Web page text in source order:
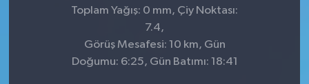
Toplam Yağış: 0 mm, Çiy Noktası:
7.4,
Görüş Mesafesi: 10 km, Gün
Doğumu: 6:25, Gün Batımı: 18:41